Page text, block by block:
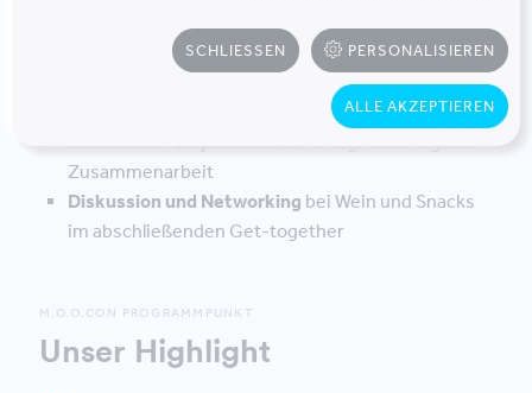
Kostenmanagementsysteme
führender Anbieter wie Revizto,
Rechtliche Perspektiven für erfolgreiche digitale
Zusammenarbeit
Diskussion und Networking bei Wein und Snacks
im abschließenden Get-together
M.O.O.CON PROGRAMMPUNKT
Unser Highlight
SCHLIESSEN PERSONALISIEREN
ALLE AKZEPTIEREN